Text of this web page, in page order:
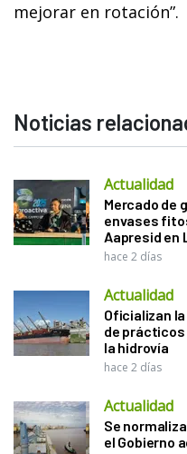
mejorar en rotación”.
Noticias
Actualidad
Mercado de
envases
Aapresid en
hace 2 días
Actualidad
Oficializan
de prácticos
la hidrovía
hace 2 días
Actualidad
Se
el Gobierno